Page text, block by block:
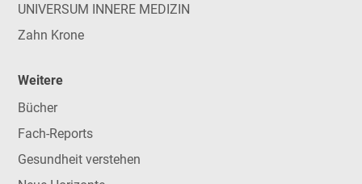
UNIVERSUM INNERE MEDIZIN
Zahn Krone
Weitere
Bücher
Fach-Reports
Gesundheit verstehen